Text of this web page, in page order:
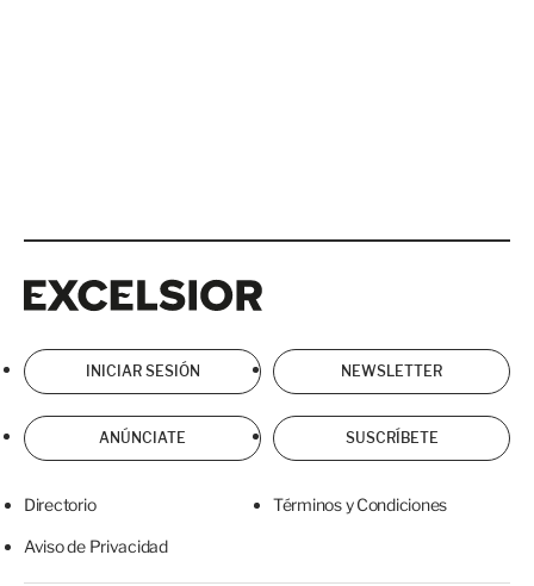
INICIAR SESIÓN NEWSLETTER
ANÚNCIATE SUSCRÍBETE
Directorio Términos y Condiciones
Aviso de Privacidad